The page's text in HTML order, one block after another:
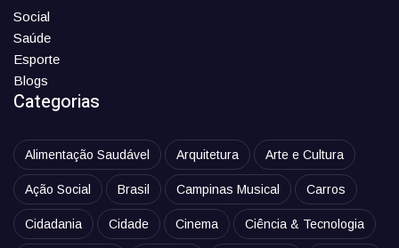
Social
Saúde
Esporte
Blogs
Categorias
Alimentação Saudável Arquitetura Arte e Cultura
Ação Social Brasil Campinas Musical Carros
Cidadania Cidade Cinema Ciência & Tecnologia